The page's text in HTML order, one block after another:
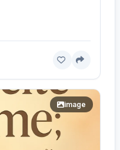
image